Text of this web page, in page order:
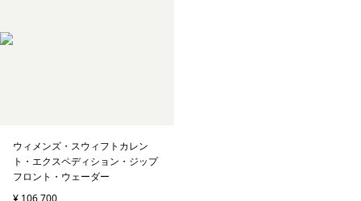
ウィメンズ・スウィフトカレン
ト・エクスペディション・ジップ
フロント・ウェーダー
¥ 106,700